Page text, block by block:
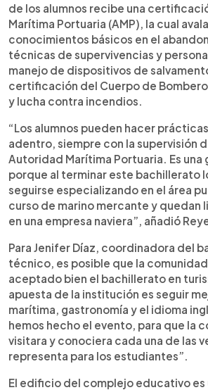
de los alumnos recibe una
Marítima Portuaria (AMP), la cual
conocimientos básicos en el
técnicas de supervivencias y
manejo de dispositivos de
certificación del Cuerpo de
y lucha contra incendios.
“Los alumnos pueden hacer
adentro, siempre con la supervisión
Autoridad Marítima Portuaria. Es una
porque al terminar este bachillerato
seguirse especializando en el área
curso de marino mercante y quedan
en una empresa naviera”, añadió
Para Jenifer Díaz, coordinadora del
técnico, es posible que la comunidad
aceptado bien el bachillerato en
apuesta de la institución es seguir
marítima, gastronomía y el idioma
hemos hecho el evento, para que la
visitara y conociera cada una de las
representa para los estudiantes”.
El edificio del complejo educativo